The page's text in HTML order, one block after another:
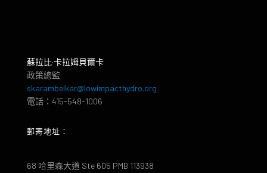
蘇拉比·卡拉姆貝爾卡
政策總監
skarambelkar@lowimpacthydro.org
電話：415-548-1006
郵寄地址：
68 哈里森大道 Ste 605 PMB 113938